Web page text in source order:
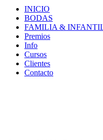
INICIO
BODAS
FAMILIA &
Premios
Info
Cursos
Clientes
Contacto